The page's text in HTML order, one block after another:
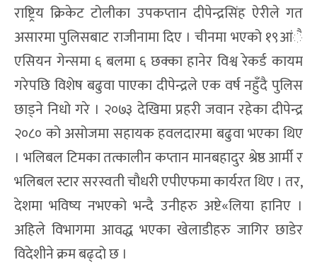
राष्ट्रिय क्रिकेट टोलीका उपकप्तान दीपेन्द्रसिंह ऐरीले गत
असारमा पुलिसबाट राजीनामा दिए । चीनमा भएको १९आंै
एसियन गेन्समा ६ बलमा ६ छक्का हानेर विश्व रेकर्ड कायम
गरेपछि विशेष बढुवा पाएका दीपेन्द्रले एक वर्ष नहुँदै पुलिस
छाड्ने निधो गरे । २०७३ देखिमा प्रहरी जवान रहेका दीपेन्द्र
२०८० को असोजमा सहायक हवलदारमा बढुवा भएका थिए
। भलिबल टिमका तत्कालीन कप्तान मानबहादुर श्रेष्ठ आर्मी र
भलिबल स्टार सरस्वती चौधरी एपीएफमा कार्यरत थिए । तर,
देशमा भविष्य नभएको भन्दै उनीहरु अष्टे«लिया हानिए ।
अहिले विभागमा आवद्ध भएका खेलाडीहरु जागिर छाडेर
विदेशीने क्रम बढ्दो छ ।